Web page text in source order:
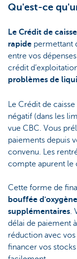
Qu'est-ce
Le Crédit de
rapide permettant
entre vos
crédit
problèmes de
Le Crédit de
négatif (dans les
vue CBC. Vous
paiements depuis
convenu. Les
compte apurent le
Cette forme de
bouffée
supplémentaires.
délai de paiement
réduction avec vos
financer vos